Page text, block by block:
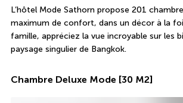
L’hôtel Mode Sathorn propose 201
maximum de confort, dans un décor à la
famille, appréciez la vue incroyable sur les
paysage singulier de Bangkok.
Chambre Deluxe Mode [30 M2]